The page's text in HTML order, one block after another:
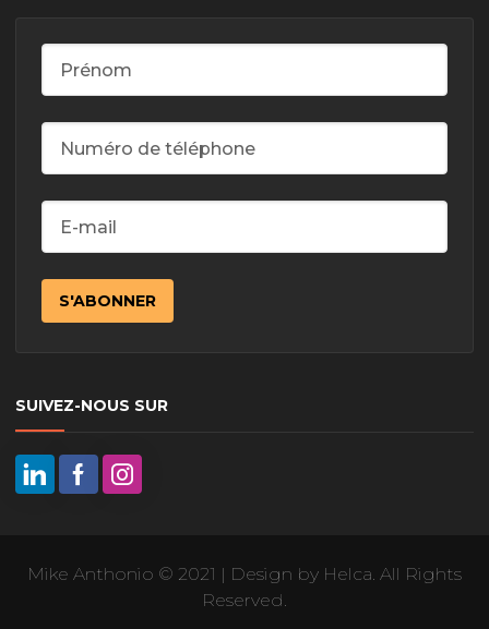
SUIVEZ-NOUS SUR
Mike Anthonio © 2021 | Design by Helca. All Rights
Reserved.